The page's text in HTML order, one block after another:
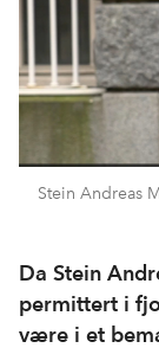
Stein Andreas
Da Stein
permittert i
være i et